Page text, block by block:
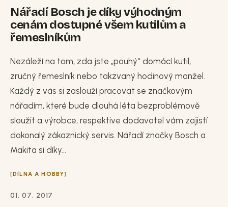
Nářadí Bosch je díky výhodným
cenám dostupné všem kutilům a
řemeslníkům
Nezáleží na tom, zda jste „pouhý“ domácí kutil,
zručný řemeslník nebo takzvaný hodinový manžel.
Každý z vás si zaslouží pracovat se značkovým
nářadím, které bude dlouhá léta bezproblémově
sloužit a výrobce, respektive dodavatel vám zajistí
dokonalý zákaznický servis. Nářadí značky Bosch a
Makita si díky...
DÍLNA A HOBBY
01. 07. 2017